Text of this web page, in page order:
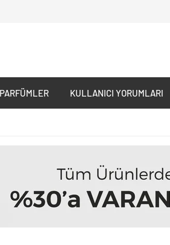
PARFÜMLER KULLANICI YORUMLARI